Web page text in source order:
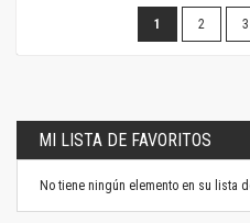
Estás
página
1 Página
2 3
MI LISTA DE FAVORITOS
No tiene ningún elemento en su lista